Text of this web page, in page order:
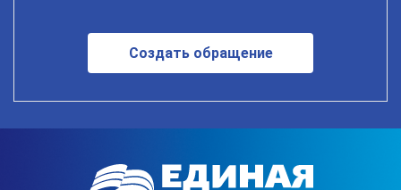
Создать обращение